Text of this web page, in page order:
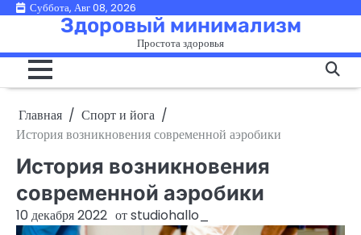
ПерейтиСуббота, Авг 08, 2026
Здоровый минимализм
Простота здоровья
Главная
Спорт и йога
История возникновения современной аэробики
История возникновения
современной аэробики
10 декабря 2022 отstudiohallo_